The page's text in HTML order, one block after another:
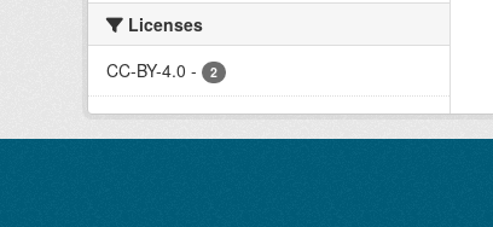
Licenses
CC-BY-4.0 - 2